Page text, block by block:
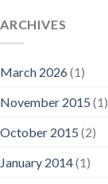
ARCHIVES
March 2026(1)
November 2015 (1)
October 2015 (2)
January 2014(1)